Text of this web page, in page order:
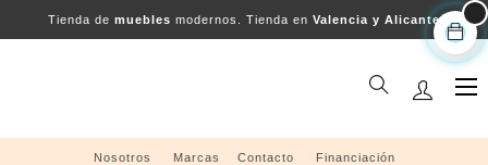
Tienda de muebles modernos. Tienda en Valencia y Alicante
☰
Nosotros Marcas Contacto Financiación